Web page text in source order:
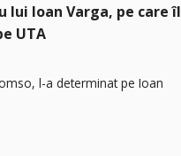
lui Ioan Varga, pe care îl
UTA
l-a determinat pe Ioan